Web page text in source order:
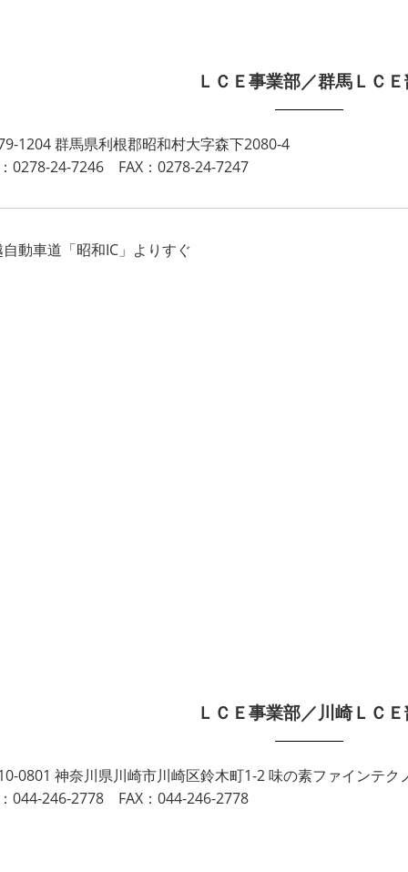
ＬＣＥ事業部／群馬ＬＣ
1204 群馬県利根郡昭和村大字森下2080-4
0278-24-7246 FAX：0278-24-7247
動車道「昭和IC」よりすぐ
ＬＣＥ事業部／川崎ＬＣ
0801 神奈川県川崎市川崎区鈴木町1-2 味の素ファインテク
044-246-2778 FAX：044-246-2778